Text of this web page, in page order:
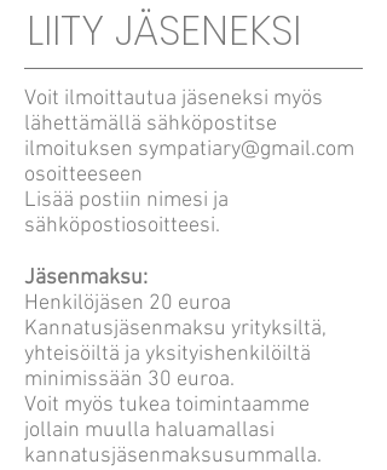
LIITY JÄSENEKSI
Voit ilmoittautua jäseneksi myös
lähettämällä sähköpostitse
ilmoituksen sympatiary@gmail.com
osoitteeseen
Lisää postiin nimesi ja
sähköpostiosoitteesi.
Jäsenmaksu:
Henkilöjäsen 20 euroa
Kannatusjäsenmaksu yrityksiltä,
yhteisöiltä ja yksityishenkilöiltä
minimissään 30 euroa.
Voit myös tukea toimintaamme
jollain muulla haluamallasi
kannatusjäsenmaksusummalla.